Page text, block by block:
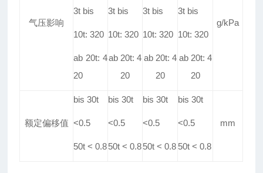
气压影响
3t bis
10t: 320
ab 20t: 4
20
3t bis
10t: 320
ab 20t: 4
20
3t bis
10t: 320
ab 20t: 4
20
3t bis
10t: 320
ab 20t: 4
20
g/kPa
额定偏移值
bis 30t
<0.5
50t < 0.8
bis 30t
<0.5
50t < 0.8
bis 30t
<0.5
50t < 0.8
bis 30t
<0.5
50t < 0.8
mm